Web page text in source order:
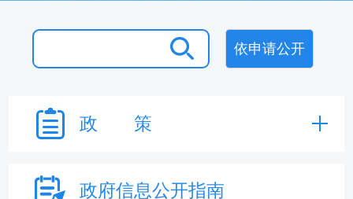
依申请公开
政 策
政府信息公开指南